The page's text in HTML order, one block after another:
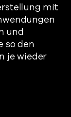
mit
und
so den
je wieder